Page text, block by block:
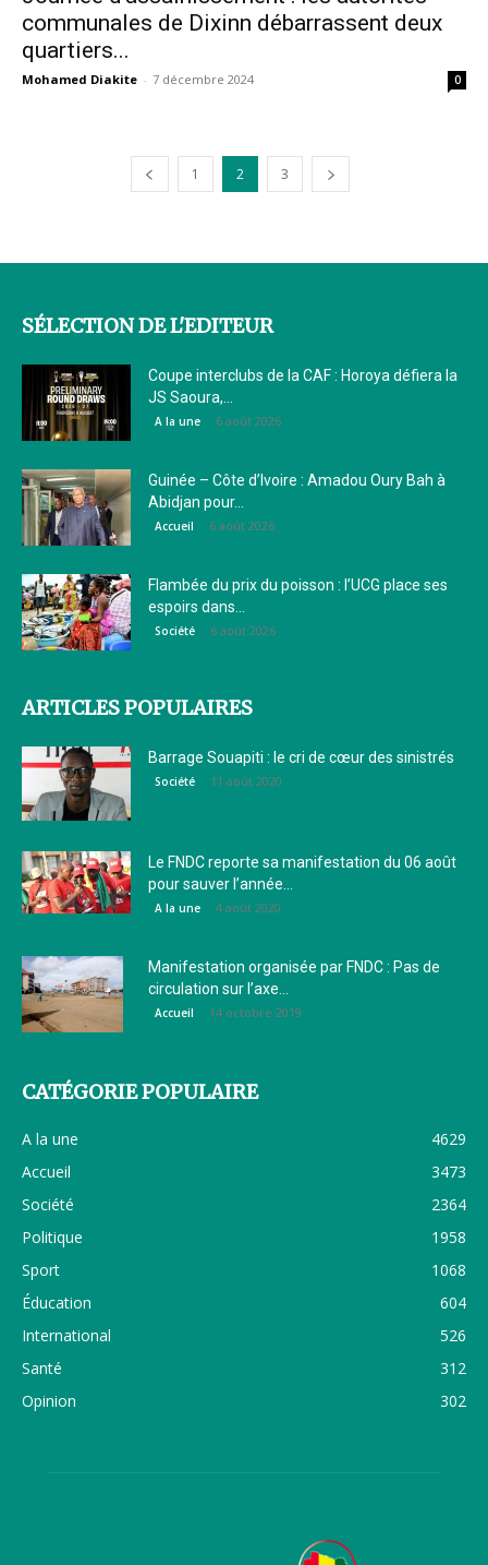
communales de Dixinn débarrassent deux
quartiers...
Mohamed Diakite - 7 décembre 2024 0
1 2 3
SÉLECTION DE L'EDITEUR
Coupe interclubs de la CAF : Horoya défiera la
JS Saoura,...
A la une 6 août 2026
Guinée – Côte d’Ivoire : Amadou Oury Bah à
Abidjan pour...
Accueil 6 août 2026
Flambée du prix du poisson : l’UCG place ses
espoirs dans...
Société 6 août 2026
ARTICLES POPULAIRES
Barrage Souapiti : le cri de cœur des sinistrés
Société 11 août 2020
Le FNDC reporte sa manifestation du 06 août
pour sauver l’année...
A la une 4 août 2020
Manifestation organisée par FNDC : Pas de
circulation sur l’axe...
Accueil 14 octobre 2019
CATÉGORIE POPULAIRE
A la une
4629
Accueil
3473
Société
2364
Politique
1958
Sport
1068
Éducation
604
International
526
Santé
312
Opinion
302